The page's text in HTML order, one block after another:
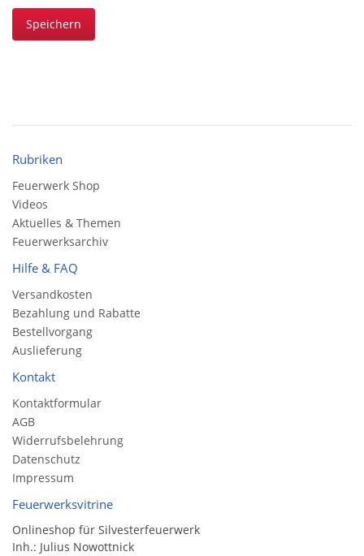
Speichern
Rubriken
Feuerwerk Shop
Videos
Aktuelles & Themen
Feuerwerksarchiv
Hilfe & FAQ
Versandkosten
Bezahlung und Rabatte
Bestellvorgang
Auslieferung
Kontakt
Kontaktformular
AGB
Widerrufsbelehrung
Datenschutz
Impressum
Feuerwerksvitrine
Onlineshop für Silvesterfeuerwerk
Inh.: Julius Nowottnick